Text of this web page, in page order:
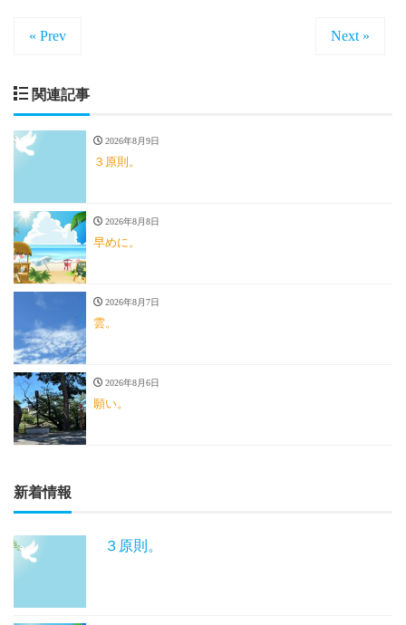
« Prev Next »
関連記事
2026年8月9日
３原則。
2026年8月8日
早めに。
2026年8月7日
雲。
2026年8月6日
願い。
新着情報
３原則。